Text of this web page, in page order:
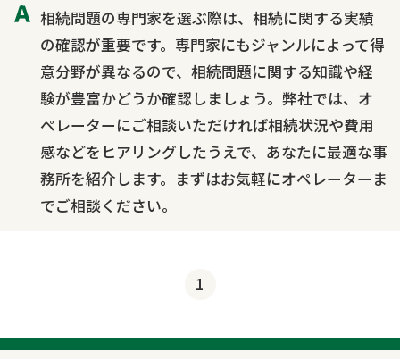
相続問題の専門家を選ぶ際は、相続に関する実績
の確認が重要です。専門家にもジャンルによって得
意分野が異なるので、相続問題に関する知識や経
験が豊富かどうか確認しましょう。弊社では、オ
ペレーターにご相談いただければ相続状況や費用
感などをヒアリングしたうえで、あなたに最適な事
務所を紹介します。まずはお気軽にオペレーターま
でご相談ください。
1